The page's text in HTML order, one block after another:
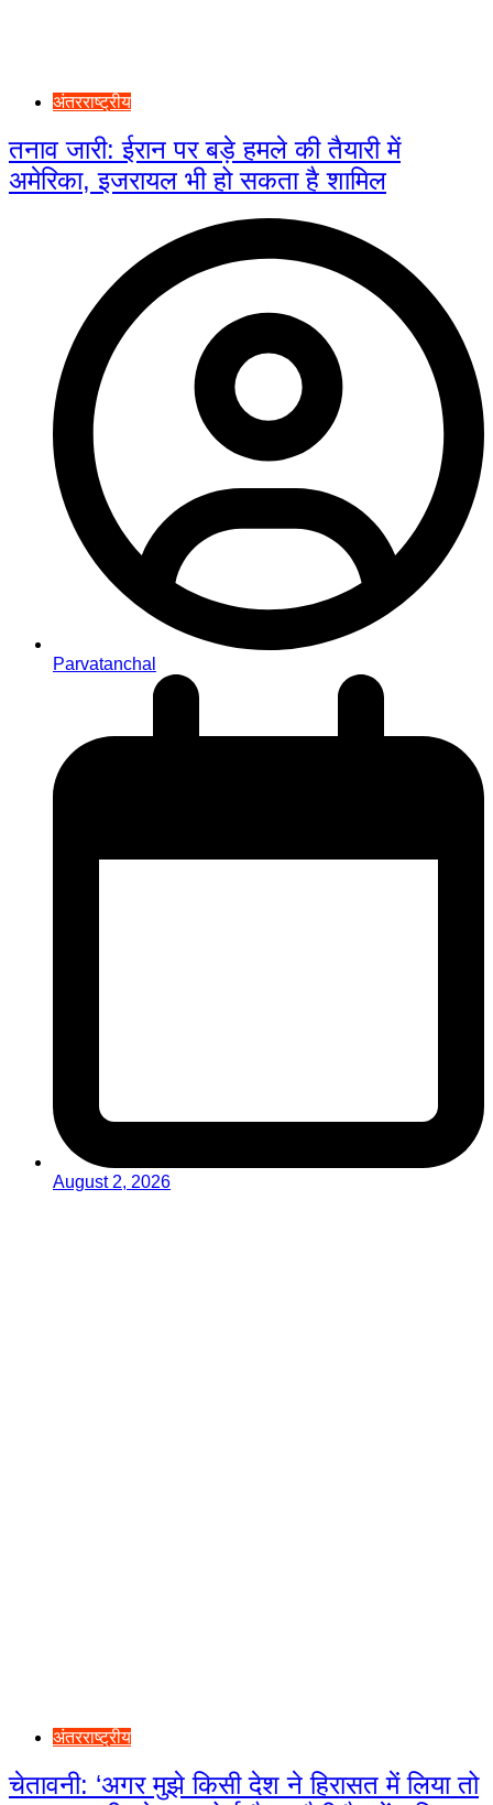
अंतरराष्ट्रीय
तनाव जारी: ईरान पर बड़े हमले की तैयारी में
अमेरिका, इजरायल भी हो सकता है शामिल
Parvatanchal
August 2, 2026
अंतरराष्ट्रीय
चेतावनी: ‘अगर मुझे किसी देश ने हिरासत में लिया तो